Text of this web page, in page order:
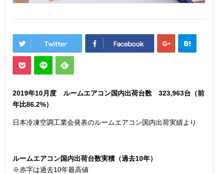
2019年10月度 ルームエアコン国内出荷台数 323,963台（前
年比86.2%）
日本冷凍空調工業会発表のルームエアコン国内出荷実績より
ルームエアコン国内出荷台数実積（過去10年）
※赤字は過去10年最高値